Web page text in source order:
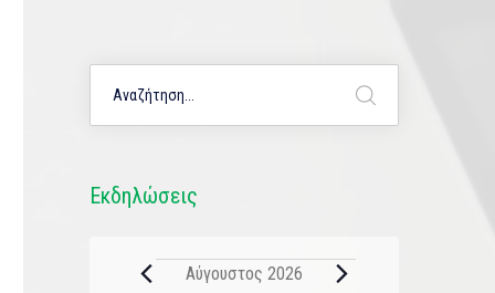
Εκδηλώσεις
Αύγουστος 2026